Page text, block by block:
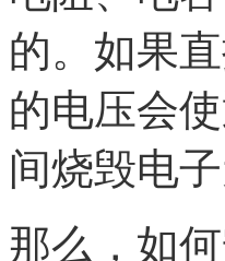
的。如果
的电压会
间烧毁电子
那么，如